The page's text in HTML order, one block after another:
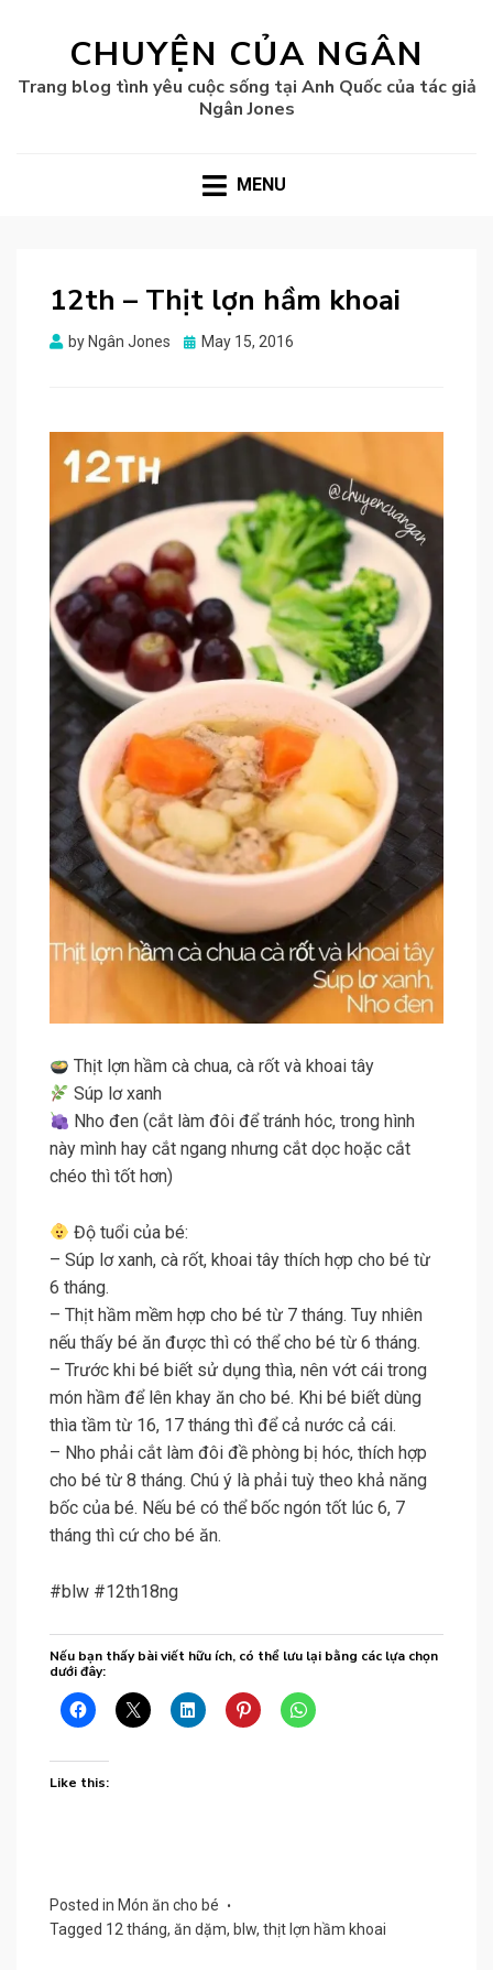
CHUYỆN CỦA NGÂN
Trang blog tình yêu cuộc sống tại Anh Quốc của tác giả
Ngân Jones
MENU
12th – Thịt lợn hầm khoai
by Ngân Jones
Posted
May 15, 2016
Thịt lợn hầm cà chua, cà rốt và khoai tây
Súp lơ xanh
Nho đen (cắt làm đôi để tránh hóc, trong hình
này mình hay cắt ngang nhưng cắt dọc hoặc cắt
chéo thì tốt hơn)
Độ tuổi của bé:
– Súp lơ xanh, cà rốt, khoai tây thích hợp cho bé từ
6 tháng.
– Thịt hầm mềm hợp cho bé từ 7 tháng. Tuy nhiên
nếu thấy bé ăn được thì có thể cho bé từ 6 tháng.
– Trước khi bé biết sử dụng thìa, nên vớt cái trong
món hầm để lên khay ăn cho bé. Khi bé biết dùng
thìa tầm từ 16, 17 tháng thì để cả nước cả cái.
– Nho phải cắt làm đôi đề phòng bị hóc, thích hợp
cho bé từ 8 tháng. Chú ý là phải tuỳ theo khả năng
bốc của bé. Nếu bé có thể bốc ngón tốt lúc 6, 7
tháng thì cứ cho bé ăn.
#blw #12th18ng
Nếu bạn thấy bài viết hữu ích, có thể lưu lại bằng các lựa chọn
dưới đây:
Like this:
Posted in Món ăn cho bé
Tagged 12 tháng, ăn dặm, blw, thịt lợn hầm khoai